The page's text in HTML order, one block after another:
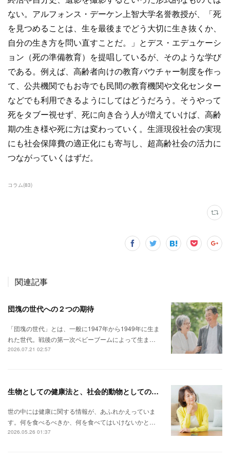
ない。アルフォンス・デーケン上智大学名誉教授が、「死
を見つめることは、生を最後までどう大切に生き抜くか、
自分の生き方を問い直すことだ。」とデス・エデュケーシ
ョン（死の準備教育）を提唱しているが、そのような学び
である。例えば、高齢者向けの教育バウチャー制度を作っ
て、公共機関でもお寺でも民間の教育機関や文化センター
などでも利用できるようにしてはどうだろう。そうやって
死をタブー視せず、死に向き合う人が増えていけば、高齢
期の生き様や死に方は変わっていく。生涯現役社会の実現
にも社会保障費の適正化にも寄与し、超高齢社会の活力に
つながっていくはずだ。
コラム(83)
関連記事
団塊の世代への２つの期待
「団塊の世代」とは、一般に1947年から1949年に生ま
れた世代。戦後の第一次ベビーブームによって生ま…
2026.07.21 02:57
生物としての健康法と、社会的動物としての健康法。
世の中には健康に関する情報が、あふれかえっていま
す。何を食べるべきか、何を食べてはいけないかと…
2026.05.26 01:37